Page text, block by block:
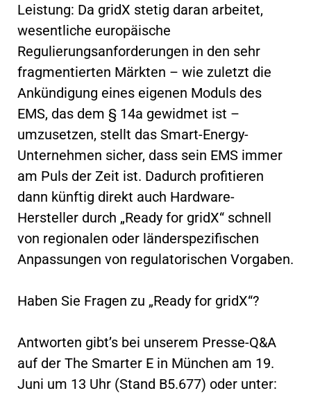
Leistung: Da gridX stetig daran arbeitet,
wesentliche europäische
Regulierungsanforderungen in den sehr
fragmentierten Märkten – wie zuletzt die
Ankündigung eines eigenen Moduls des
EMS, das dem § 14a gewidmet ist –
umzusetzen, stellt das Smart-Energy-
Unternehmen sicher, dass sein EMS immer
am Puls der Zeit ist. Dadurch profitieren
dann künftig direkt auch Hardware-
Hersteller durch „Ready for gridX“ schnell
von regionalen oder länderspezifischen
Anpassungen von regulatorischen Vorgaben.
Haben Sie Fragen zu „Ready for gridX“?
Antworten gibt’s bei unserem Presse-Q&A
auf der The Smarter E in München am 19.
Juni um 13 Uhr (Stand B5.677) oder unter: